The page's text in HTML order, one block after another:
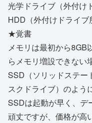
光学ドライブ（外付け
HDD（外付けドライブ
★覚書
メモリは最初から8GB
らメモリ増設できない
SSD（ソリッドステー
スクドライブ）のよう
SSDは起動が早く、デ
頑丈ですが、価格が高い